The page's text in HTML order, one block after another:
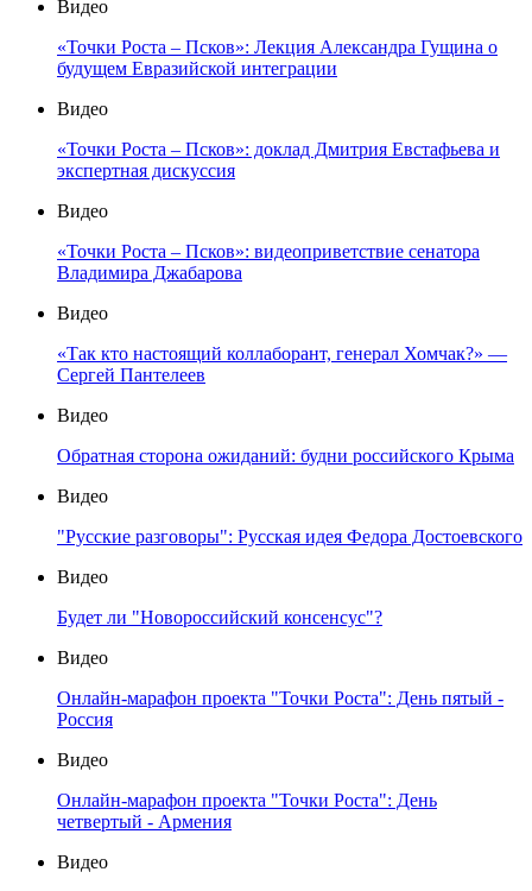
Видео
«Точки Роста – Псков»: Лекция Александра Гущина о
будущем Евразийской интеграции
Видео
«Точки Роста – Псков»: доклад Дмитрия Евстафьева и
экспертная дискуссия
Видео
«Точки Роста – Псков»: видеоприветствие сенатора
Владимира Джабарова
Видео
«Так кто настоящий коллаборант, генерал Хомчак?» —
Сергей Пантелеев
Видео
Обратная сторона ожиданий: будни российского Крыма
Видео
"Русские разговоры": Русская идея Федора Достоевского
Видео
Будет ли "Новороссийский консенсус"?
Видео
Онлайн-марафон проекта "Точки Роста": День пятый -
Россия
Видео
Онлайн-марафон проекта "Точки Роста": День
четвертый - Армения
Видео